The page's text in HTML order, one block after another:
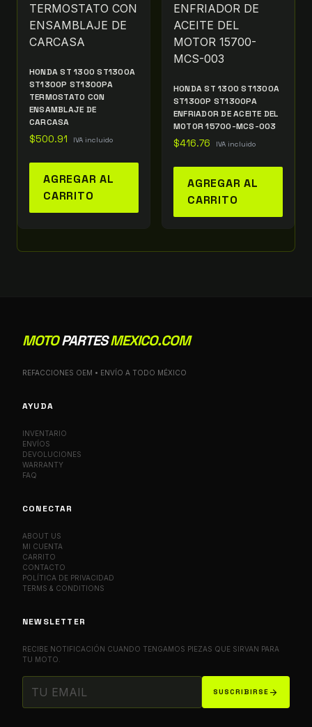
HONDA ST 1300 ST1300A
ST1300P ST1300PA
TERMOSTATO CON
ENSAMBLAJE DE
CARCASA
$500.91 IVA incluido
AGREGAR AL
CARRITO
HONDA ST 1300 ST1300A
ST1300P ST1300PA
ENFRIADOR DE ACEITE DEL
MOTOR 15700-MCS-003
$416.76 IVA incluido
AGREGAR AL
CARRITO
MOTOPARTESMEXICO.COM
REFACCIONES OEM • ENVÍO A TODO MÉXICO
AYUDA
INVENTARIO
ENVÍOS
DEVOLUCIONES
WARRANTY
FAQ
CONECTAR
ABOUT US
MI CUENTA
CARRITO
CONTACTO
POLÍTICA DE PRIVACIDAD
TERMS & CONDITIONS
NEWSLETTER
RECIBE NOTIFICACIÓN CUANDO TENGAMOS PIEZAS QUE SIRVAN PARA
TU MOTO.
SUSCRIBIRSE arrow_forward